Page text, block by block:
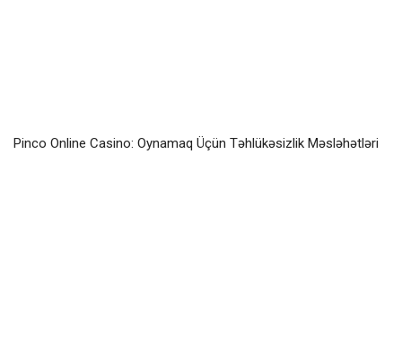
Pinco Online Casino: Oynamaq Üçün Təhlükəsizlik Məsləhətləri